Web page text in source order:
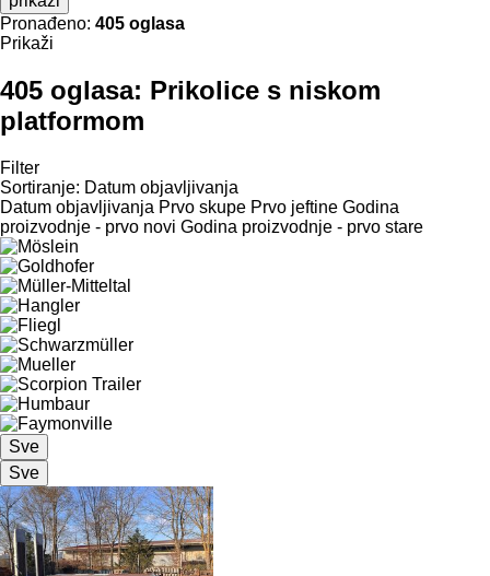
Pronađeno: 405 oglasa
Prikaži
405 oglasa: Prikolice s niskom
platformom
Filter
Sortiranje: Datum objavljivanja
Datum objavljivanja Prvo skupe Prvo jeftine Godina
proizvodnje - prvo novi Godina proizvodnje - prvo stare
Sve
Sve